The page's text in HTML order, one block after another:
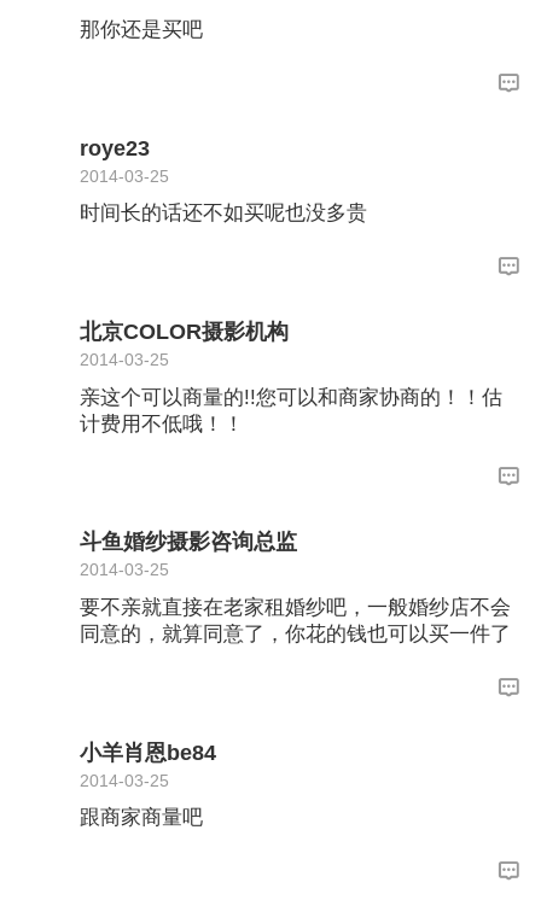
那你还是买吧
roye23
2014-03-25
时间长的话还不如买呢也没多贵
北京COLOR摄影机构
2014-03-25
亲这个可以商量的!!您可以和商家协商的！！估
计费用不低哦！！
斗鱼婚纱摄影咨询总监
2014-03-25
要不亲就直接在老家租婚纱吧，一般婚纱店不会
同意的，就算同意了，你花的钱也可以买一件了
小羊肖恩be84
2014-03-25
跟商家商量吧